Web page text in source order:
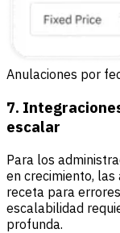
Anulaciones por
7.
escalar
Para los
en crecimiento,
receta para
escalabilidad
profunda.